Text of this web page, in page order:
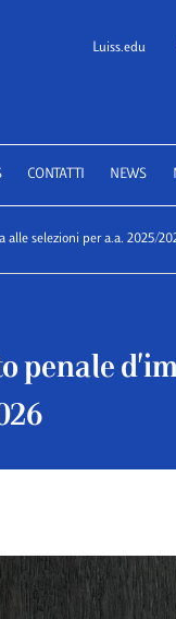
of
Luiss.edu
CONTATTI NEWS
selezioni per a.a. 2025/
penale